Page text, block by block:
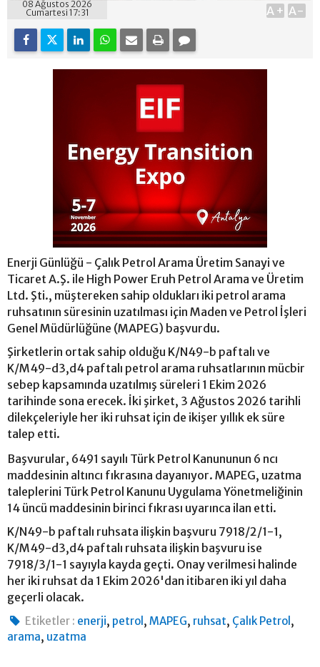
08 Ağustos 2026
Cumartesi 17:31
A+ A-
Enerji Günlüğü - Çalık Petrol Arama Üretim Sanayi ve
Ticaret A.Ş. ile High Power Eruh Petrol Arama ve Üretim
Ltd. Şti., müştereken sahip oldukları iki petrol arama
ruhsatının süresinin uzatılması için Maden ve Petrol İşleri
Genel Müdürlüğüne (MAPEG) başvurdu.
Şirketlerin ortak sahip olduğu K/N49-b paftalı ve
K/M49-d3,d4 paftalı petrol arama ruhsatlarının mücbir
sebep kapsamında uzatılmış süreleri 1 Ekim 2026
tarihinde sona erecek. İki şirket, 3 Ağustos 2026 tarihli
dilekçeleriyle her iki ruhsat için de ikişer yıllık ek süre
talep etti.
Başvurular, 6491 sayılı Türk Petrol Kanununun 6 ncı
maddesinin altıncı fıkrasına dayanıyor. MAPEG, uzatma
taleplerini Türk Petrol Kanunu Uygulama Yönetmeliğinin
14 üncü maddesinin birinci fıkrası uyarınca ilan etti.
K/N49-b paftalı ruhsata ilişkin başvuru 7918/2/1-1,
K/M49-d3,d4 paftalı ruhsata ilişkin başvuru ise
7918/3/1-1 sayıyla kayda geçti. Onay verilmesi halinde
her iki ruhsat da 1 Ekim 2026'dan itibaren iki yıl daha
geçerli olacak.
Etiketler : enerji, petrol ,MAPEG, ruhsat, Çalık Petrol ,
arama, uzatma